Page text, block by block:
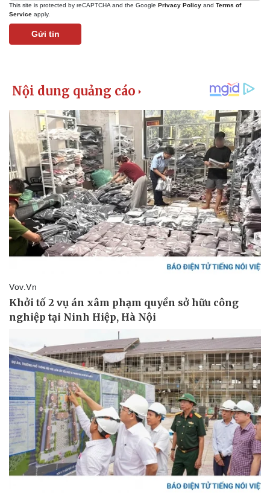
This site is protected by reCAPTCHA and the Google Privacy Policy and Terms of
Service apply.
Gửi tin